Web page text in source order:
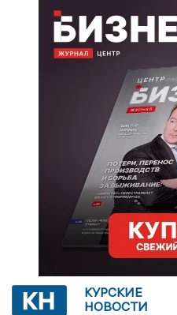
КУРСКИЕ
НОВОСТИ